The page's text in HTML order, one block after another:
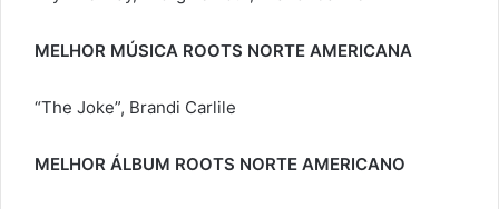
MELHOR MÚSICA ROOTS NORTE AMERICANA
“The Joke”, Brandi Carlile
MELHOR ÁLBUM ROOTS NORTE AMERICANO